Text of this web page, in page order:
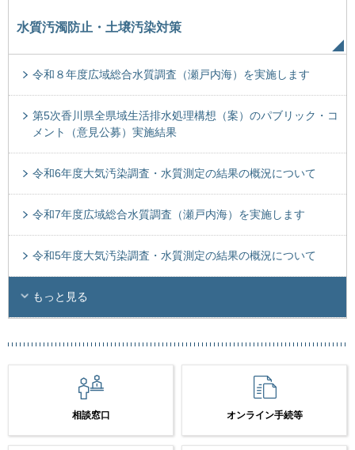
水質汚濁防止・土壌汚染対策
令和８年度広域総合水質調査（瀬戸内海）を実施します
第5次香川県全県域生活排水処理構想（案）のパブリック・コ
メント（意見公募）実施結果
令和6年度大気汚染調査・水質測定の結果の概況について
令和7年度広域総合水質調査（瀬戸内海）を実施します
令和5年度大気汚染調査・水質測定の結果の概況について
もっと見る
相談窓口 オンライン手続等